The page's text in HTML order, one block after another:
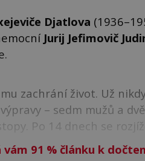
Djatlova
Jurij Jefimovič
zachrání život. Už
– sedm mužů a
Po 14 dnech se
vám 91 %článku k